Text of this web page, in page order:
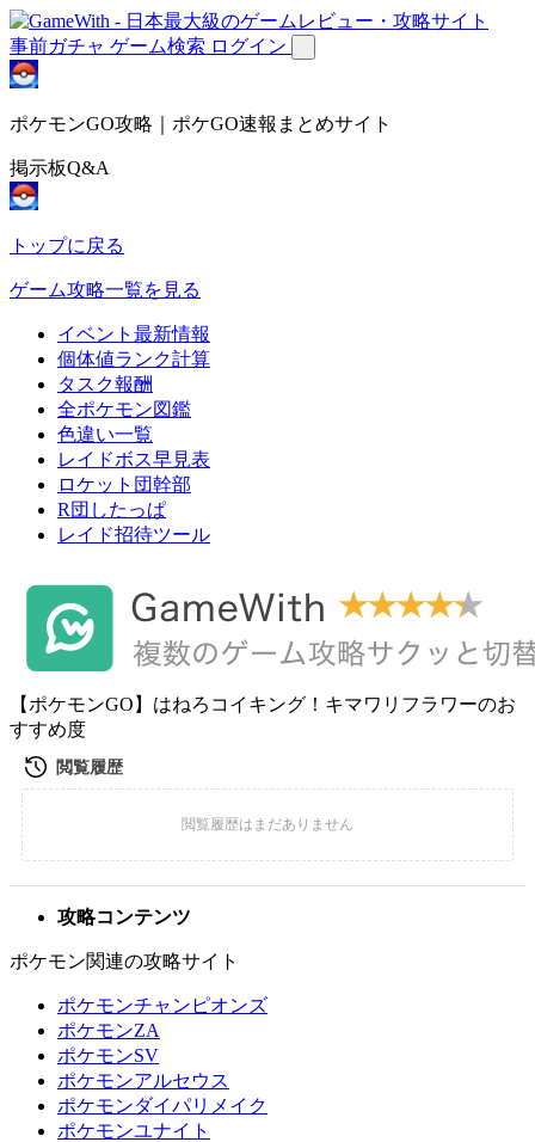
事前ガチャ ゲーム検索 ログイン
ポケモンGO攻略｜ポケGO速報まとめサイト
掲示板Q&A
トップに戻る
ゲーム攻略一覧を見る
イベント最新情報
個体値ランク計算
タスク報酬
全ポケモン図鑑
色違い一覧
レイドボス早見表
ロケット団幹部
R団したっぱ
レイド招待ツール
【ポケモンGO】はねろコイキング！キマワリフラワーのお
すすめ度
攻略コンテンツ
ポケモン関連の攻略サイト
ポケモンチャンピオンズ
ポケモンZA
ポケモンSV
ポケモンアルセウス
ポケモンダイパリメイク
ポケモンユナイト